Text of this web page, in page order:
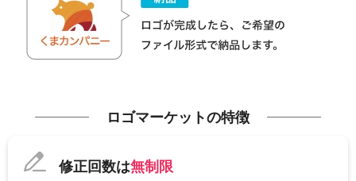
ロゴマーケットの特徴
修正回数は無制限